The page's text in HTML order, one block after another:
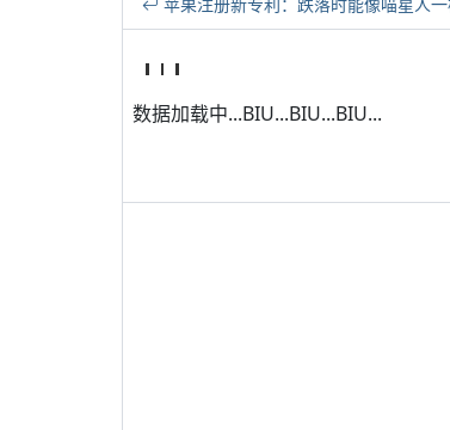
数据加载中...BIU...BIU...BIU...